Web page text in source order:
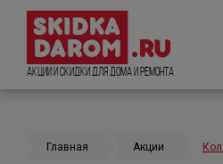
Акции и Скидки для дома и ремонта
Главная Акции